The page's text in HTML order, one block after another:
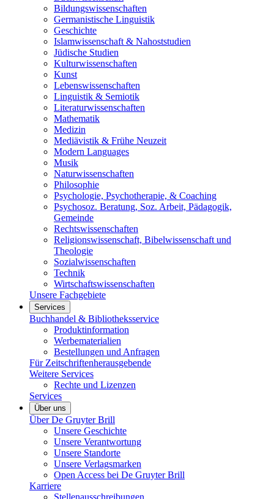
Bildungswissenschaften
Germanistische Linguistik
Geschichte
Islamwissenschaft & Nahoststudien
Jüdische Studien
Kulturwissenschaften
Kunst
Lebenswissenschaften
Linguistik & Semiotik
Literaturwissenschaften
Mathematik
Medizin
Mediävistik & Frühe Neuzeit
Modern Languages
Musik
Naturwissenschaften
Philosophie
Psychologie, Psychotherapie, & Coaching
Psychosoz. Beratung, Soz. Arbeit, Pädagogik,
Gemeinde
Rechtswissenschaften
Religionswissenschaft, Bibelwissenschaft und
Theologie
Sozialwissenschaften
Technik
Wirtschaftswissenschaften
Unsere Fachgebiete
Services
Buchhandel & Bibliotheksservice
Produktinformation
Werbematerialien
Bestellungen und Anfragen
Für Zeitschriftenherausgebende
Weitere Services
Rechte und Lizenzen
Services
Über uns
Über De Gruyter Brill
Unsere Geschichte
Unsere Verantwortung
Unsere Standorte
Unsere Verlagsmarken
Open Access bei De Gruyter Brill
Karriere
Stellenausschreibungen